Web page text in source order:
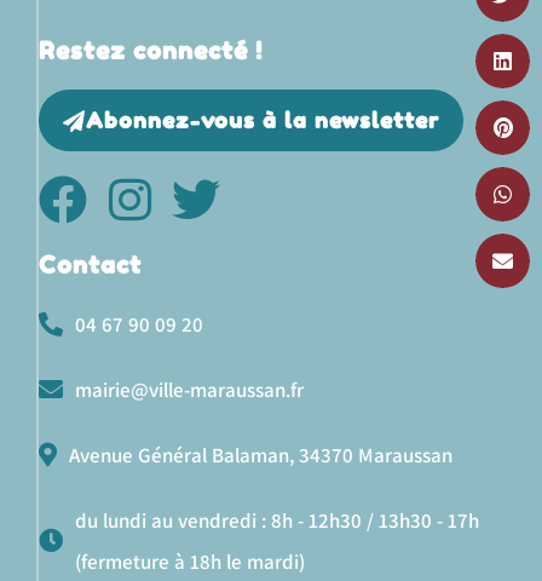
Restez connecté !
Abonnez-vous à la newsletter
Contact
04 67 90 09 20
mairie@ville-maraussan.fr
Avenue Général Balaman, 34370 Maraussan
du lundi au vendredi : 8h - 12h30 / 13h30 - 17h
(fermeture à 18h le mardi)